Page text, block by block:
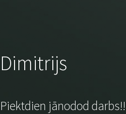
Dimitrijs
Piektdien jānodod